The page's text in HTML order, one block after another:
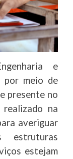
e
por meio de
presente no
na
averiguar
estruturas
estejam